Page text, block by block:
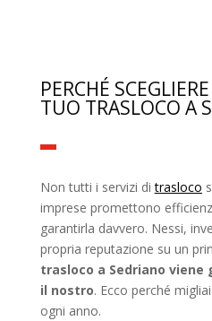
PERCHÉ
TUO TRASLOCO A
Non tutti i servizi ditrasloco
imprese promettono
garantirla davvero. Nessi,
propria reputazione su un
trasloco a Sedriano
il nostro. Ecco perché
ogni anno.